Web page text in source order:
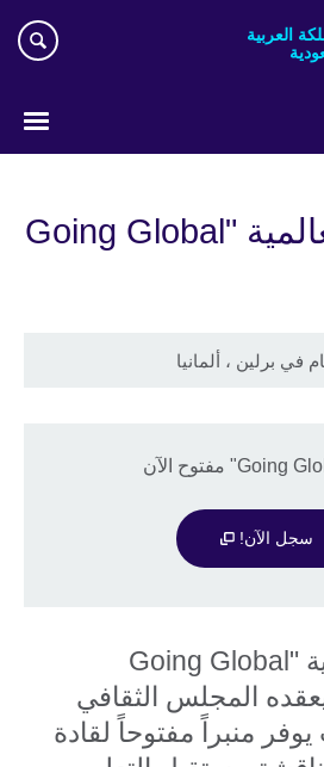
العربية
مؤتمر نحو العالمية "Going Global
في برلين ، ألمانيا
سجل الآن!
مؤتمر نحو العالمية "Going Global
يعقده المجلس الثقافي
يوفر منبراً مفتوحاً لقادة